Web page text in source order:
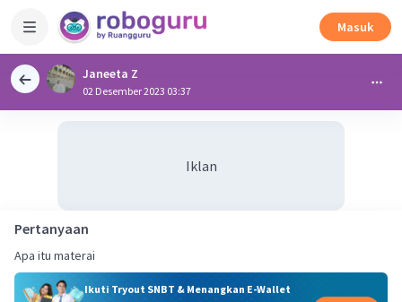
Masuk
Janeeta Z
02 Desember 2023 03:37
Iklan
Pertanyaan
Apa itu materai
Ikuti Tryout SNBT & Menangkan E-Wallet